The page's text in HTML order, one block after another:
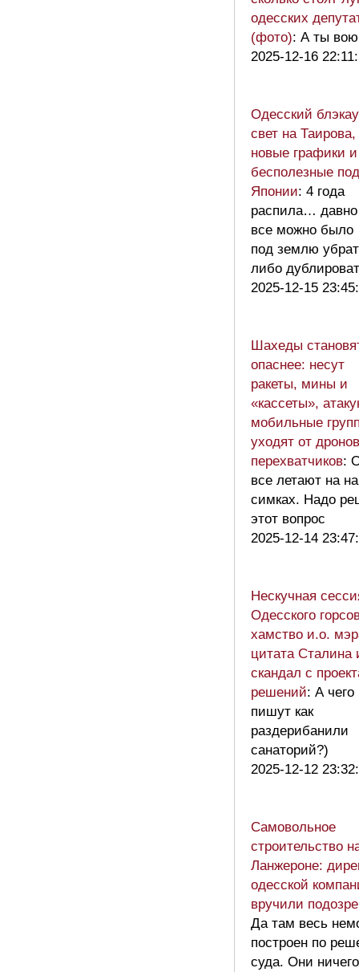
одесских
(фото): А ты
2025-12-16
Одесский
свет на Таирова,
новые графики и
бесполезные
Японии: 4 года
распила… давно
все можно было
под землю
либо
2025-12-15
Шахеды
опаснее: несут
ракеты, мины и
«кассеты»,
мобильные
уходят от
перехватчиков:
все летают на
симках. Надо
этот вопрос
2025-12-14
Нескучная
Одесского
хамство и.о.
цитата Сталина
скандал с
решений: А чего
пишут как
раздерибанили
санаторий?)
2025-12-12
Самовольное
строительство
Ланжероне:
одесской
вручили
Да там весь
построен по
суда. Они ничего